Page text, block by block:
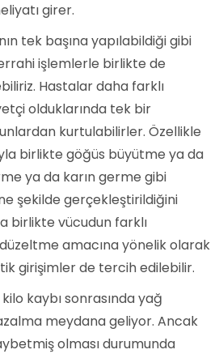
girer.
tek başına yapılabildiği gibi
işlemlerle birlikte de
Hastalar daha farklı
olduklarında tek bir
kurtulabilirler. Özellikle
birlikte göğüs büyütme ya da
ya da karın germe gibi
şekilde gerçekleştirildiğini
birlikte vücudun farklı
amacına yönelik olarak
girişimler de tercih edilebilir.
kilo kaybı sonrasında yağ
meydana geliyor. Ancak
olması durumunda